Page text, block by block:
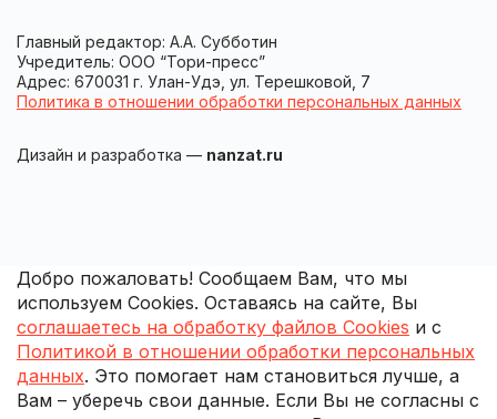
Главный редактор: А.А. Субботин
Учредитель: ООО “Тори-пресс”
Адрес: 670031 г. Улан-Удэ, ул. Терешковой, 7
Политика в отношении обработки персональных данных
Дизайн и разработка — nanzat.ru
Добро пожаловать! Сообщаем Вам, что мы
используем Cookies. Оставаясь на сайте, Вы
соглашаетесь на обработку файлов Cookies и с
Политикой в отношении обработки персональных
данных. Это помогает нам становиться лучше, а
Вам – уберечь свои данные. Если Вы не согласны с